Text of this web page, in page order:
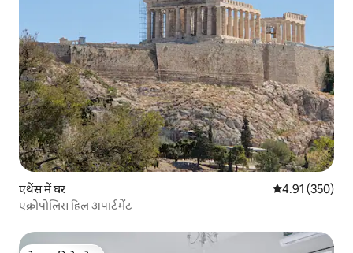
एथेंस में घर औसत रेटिंग 5 में से
4.91 (350)
एक्रोपोलिस हिल अपार्टमेंट